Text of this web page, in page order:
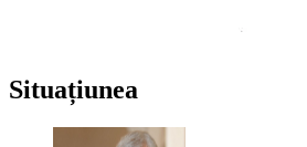
Situațiunea